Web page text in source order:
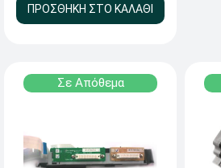
ΠΡΟΣΘΗΚΗ ΣΤΟ ΚΑΛΑΘΙ
Σε Απόθεμα